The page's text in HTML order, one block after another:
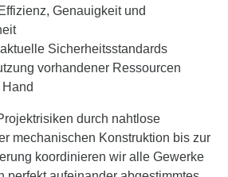
Genauigkeit und
Sicherheitsstandards
vorhandener Ressourcen
durch nahtlose
mechanischen Konstruktion bis zur
koordinieren wir alle Gewerke